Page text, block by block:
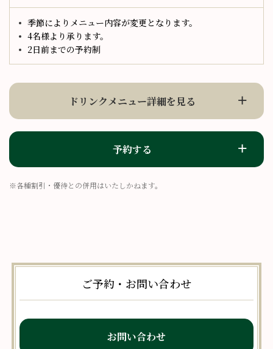
季節によりメニュー内容が変更となります。
4名様より承ります。
2日前までの予約制
ドリンクメニュー詳細を見る
予約する
※各種割引・優待との併用はいたしかねます。
ご予約・お問い合わせ
お問い合わせ